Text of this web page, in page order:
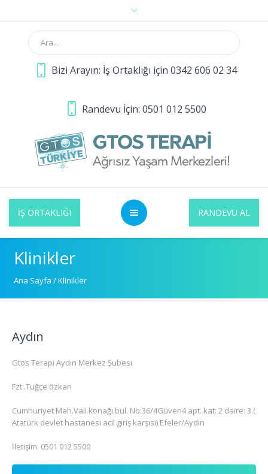
Bizi Arayın: İş Ortaklığı için 0342 606 02 34
Randevu İçin: 0501 012 5500
İŞ ORTAKLIĞI RANDEVU AL
Klinikler
Ana Sayfa /Klinikler
Aydın
Gtos Terapi Aydın Merkez Şubesi
Fzt .Tuğçe özkan
Cumhuriyet Mah.Vali konağı bul. No:36/4Güven4 apt. kat: 2 daire: 3 (
Atatürk devlet hastanesi acil giriş karşısı) Efeler/Aydın
İletişim: 0501 012 5500